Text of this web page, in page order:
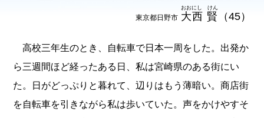
東京都日野市 大西 賢
おおにし けん
（45）
高校三年生のとき、自転車で日本一周をした。出発か
ら三週間ほど経ったある日、私は宮崎県のある街にい
た。日がどっぷりと暮れて、辺りはもう薄暗い。商店街
を自転車を引きながら私は歩いていた。声をかけやすそ